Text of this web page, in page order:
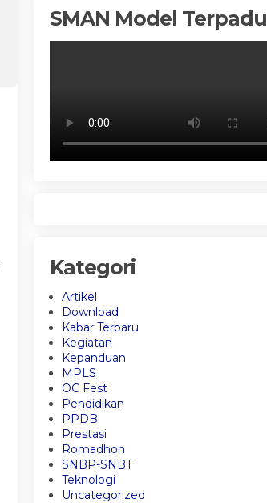
SMAN Model Terpadu
Kategori
Artikel
Download
Kabar Terbaru
Kegiatan
Kepanduan
MPLS
OC Fest
Pendidikan
PPDB
Prestasi
Romadhon
SNBP-SNBT
Teknologi
Uncategorized